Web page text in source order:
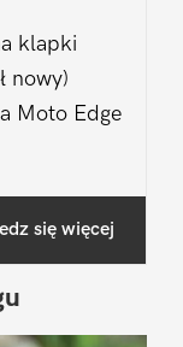
klapki
nowy)
Moto Edge
się więcej